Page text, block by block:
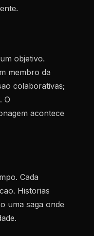
objetivo.
membro da
colaborativas;
O
acontece
Cada
Historias
uma saga onde